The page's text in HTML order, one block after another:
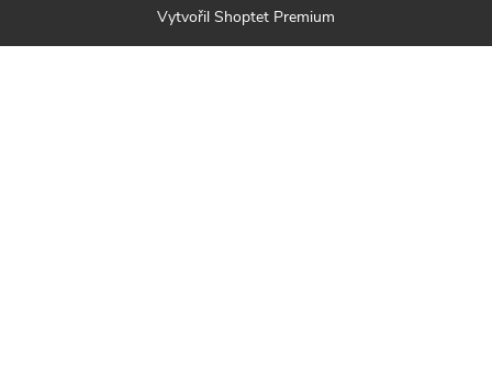
Vytvořil Shoptet Premium